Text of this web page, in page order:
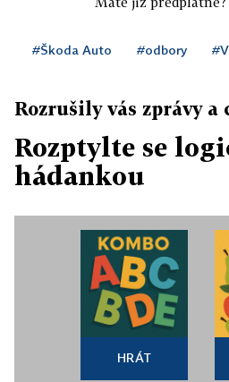
#Škoda Auto #odbory
Rozrušily vás zprávy a
Rozptylte se
hádankou
HRÁT